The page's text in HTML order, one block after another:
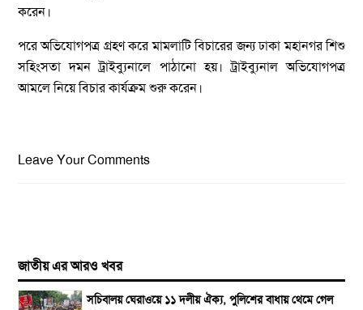
করেন।
পরে অভিযোগপত্র গ্রহণ করে মামলাটি বিচারের জন্য ঢাকা মহানগর শিশু
সহিংসতা দমন ট্রাইব্যুনালে পাঠানো হয়। ট্রাইব্যুনাল অভিযোগপত্র
আমলে নিয়ে বিচার কার্যক্রম শুরু করেন।
Leave Your Comments
জাতীয় এর আরও খবর
সচিবালয় ঘেরাওয়ে ১১ দলীয় ঐক্য, পুলিশের বাধায় থেমে গেল